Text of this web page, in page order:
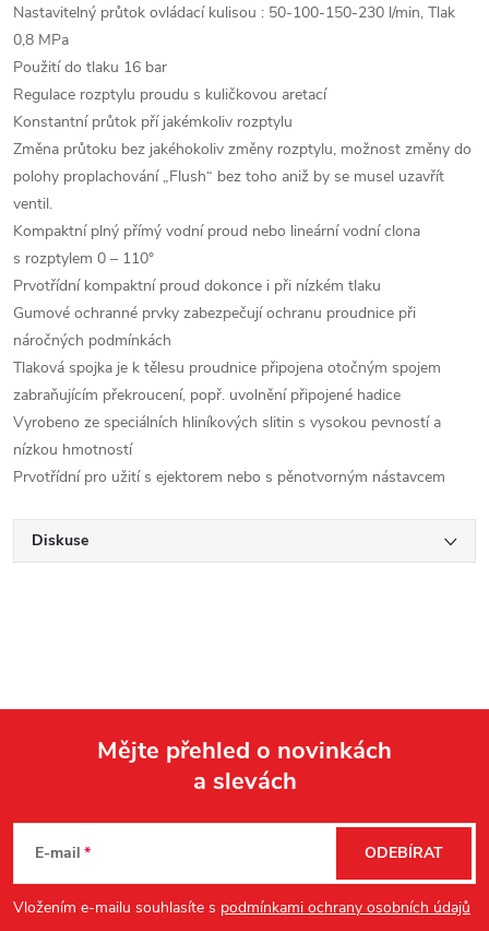
Nastavitelný průtok ovládací kulisou : 50-100-150-230 l/min, Tlak
0,8 MPa
Použití do tlaku 16 bar
Regulace rozptylu proudu s kuličkovou aretací
Konstantní průtok pří jakémkoliv rozptylu
Změna průtoku bez jakéhokoliv změny rozptylu, možnost změny do
polohy proplachování „Flush“ bez toho aniž by se musel uzavřít
ventil.
Kompaktní plný přímý vodní proud nebo lineární vodní clona
s rozptylem 0 – 110°
Prvotřídní kompaktní proud dokonce i při nízkém tlaku
Gumové ochranné prvky zabezpečují ochranu proudnice při
náročných podmínkách
Tlaková spojka je k tělesu proudnice připojena otočným spojem
zabraňujícím překroucení, popř. uvolnění připojené hadice
Vyrobeno ze speciálních hliníkových slitin s vysokou pevností a
nízkou hmotností
Prvotřídní pro užití s ejektorem nebo s pěnotvorným nástavcem
Diskuse
p
Mějte přehled o novinkách
a slevách
E-mail
Vložením e-mailu souhlasíte s podmínkami ochrany osobních údajů
ODEBÍRAT